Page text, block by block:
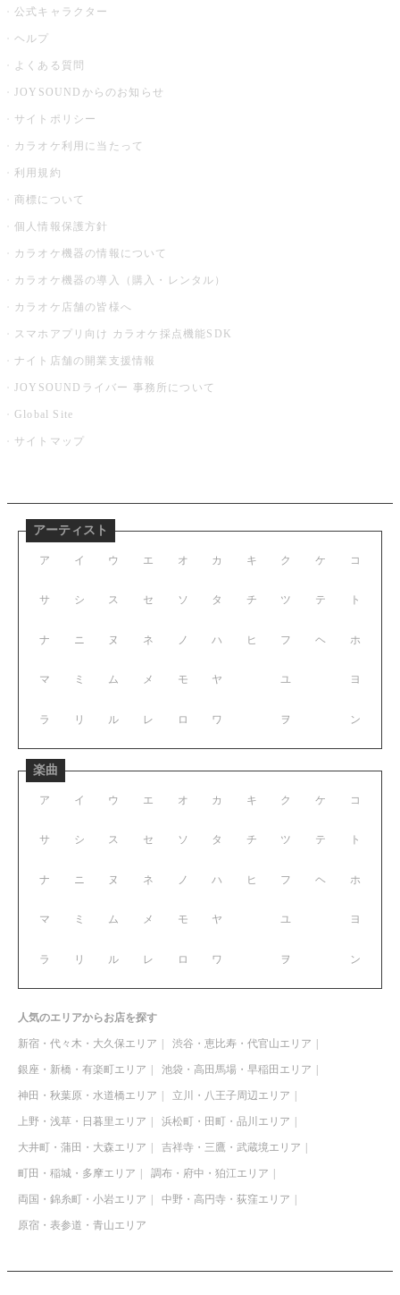
公式キャラクター
ヘルプ
よくある質問
JOYSOUNDからのお知らせ
サイトポリシー
カラオケ利用に当たって
利用規約
商標について
個人情報保護方針
カラオケ機器の情報について
カラオケ機器の導入（購入・レンタル）
カラオケ店舗の皆様へ
スマホアプリ向け カラオケ採点機能SDK
ナイト店舗の開業支援情報
JOYSOUNDライバー 事務所について
Global Site
サイトマップ
アーティスト
ア イ ウ エ オ
サ シ ス セ ソ
ナ ニ ヌ ネ ノ
マ ミ ム メ モ
ラ リ ル レ ロ
カ キ ク ケ コ
タ チ ツ テ ト
ハ ヒ フ ヘ ホ
ヤ ユ ヨ
ワ ヲ ン
楽曲
ア イ ウ エ オ
サ シ ス セ ソ
ナ ニ ヌ ネ ノ
マ ミ ム メ モ
ラ リ ル レ ロ
カ キ ク ケ コ
タ チ ツ テ ト
ハ ヒ フ ヘ ホ
ヤ ユ ヨ
ワ ヲ ン
人気のエリアからお店を探す
新宿・代々木・大久保エリア 渋谷・恵比寿・代官山エリア
銀座・新橋・有楽町エリア 池袋・高田馬場・早稲田エリア
神田・秋葉原・水道橋エリア 立川・八王子周辺エリア
上野・浅草・日暮里エリア 浜松町・田町・品川エリア
大井町・蒲田・大森エリア 吉祥寺・三鷹・武蔵境エリア
町田・稲城・多摩エリア 調布・府中・狛江エリア
両国・錦糸町・小岩エリア 中野・高円寺・荻窪エリア
原宿・表参道・青山エリア